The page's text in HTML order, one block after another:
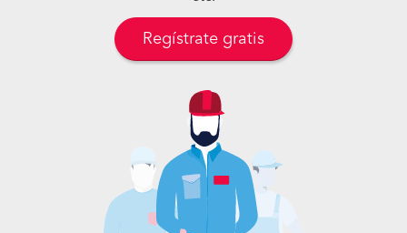
Regístrate gratis